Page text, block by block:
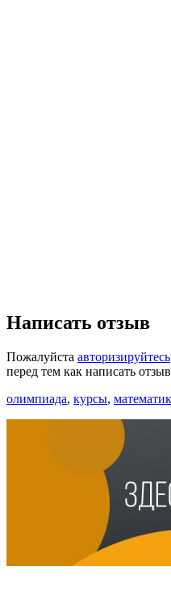
Написать отзыв
Пожалуйста авторизируйтесь
перед тем как написать отзыв
олимпиада, курсы,